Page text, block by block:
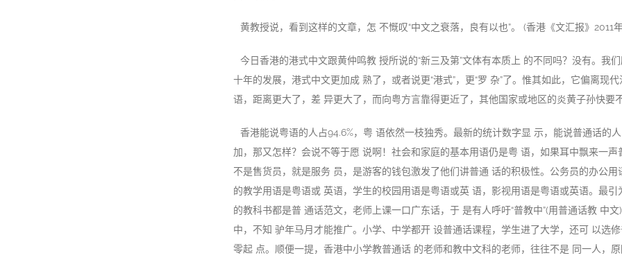
黄教授说，看到这样的文章，怎 不慨叹“中文之衰落，良有以也”。 (香港《文汇报》2011
今日香港的港式中文跟黄仲鸣教 授所说的“新三及第”文体有本质上 的不同吗？没有。我
十年的发展，港式中文更加成 熟了，或者说更“港式”，更“罗 杂”了。惟其如此，它偏离现
语，距离更大了，差 异更大了，而向粤方言靠得更近了，其他国家或地区的炎黄子孙快要
香港能说粤语的人占94.6%，粤 语依然一枝独秀。最新的统计数字显 示，能说普通话的
加，那又怎样？会说不等于愿 说啊！社会和家庭的基本用语仍是粤 语，如果耳中飘来一声
不是售货员，就是服务 员，是游客的钱包激发了他们讲普通 话的积极性。公务员的办公
的教学用语是粤语或 英语，学生的校园用语是粤语或英 语，影视用语是粤语或英语。最
的教科书都是普 通话范文，老师上课一口广东话，于 是有人呼吁“普教中”(用普通话教 中
中，不知 驴年马月才能推广。小学、中学都开 设普通话课程，学生进了大学，还可 以选
零起 点。顺便一提，香港中小学教普通话 的老师和教中文科的老师，往往不是 同一人，